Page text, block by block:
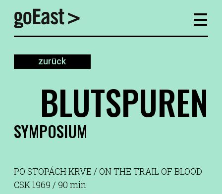
zurück
BLUTSPUREN
SYMPOSIUM
PO STOPÁCH KRVE / ON THE TRAIL OF BLOOD
CSK 1969 / 90 min